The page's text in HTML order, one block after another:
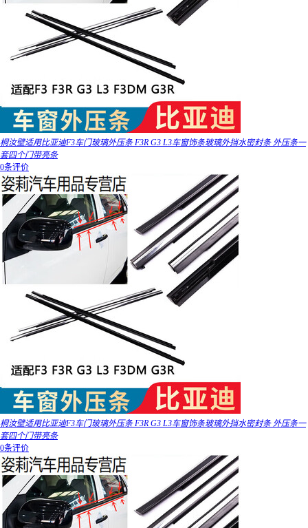
桐汝壁适用比亚迪F3车门玻璃外压条 F3R G3 L3车窗饰条玻璃外挡水密封条 外压条一
套四个门带亮条
0条评价
桐汝壁适用比亚迪F3车门玻璃外压条 F3R G3 L3车窗饰条玻璃外挡水密封条 外压条一
套四个门带亮条
0条评价